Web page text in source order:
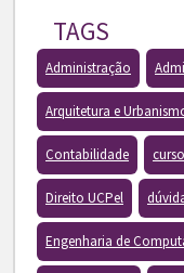
TAGS
Administração
Arquitetura e
Contabilidade curso
Direito UCPel
Engenharia de